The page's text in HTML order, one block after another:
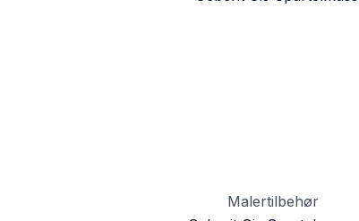
Malertilbehør